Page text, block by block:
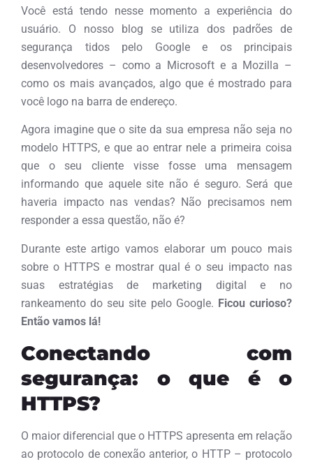
Você está tendo nesse momento a experiência do
usuário. O nosso blog se utiliza dos padrões de
segurança tidos pelo Google e os principais
desenvolvedores – como a Microsoft e a Mozilla –
como os mais avançados, algo que é mostrado para
você logo na barra de endereço.
Agora imagine que o site da sua empresa não seja no
modelo HTTPS, e que ao entrar nele a primeira coisa
que o seu cliente visse fosse uma mensagem
informando que aquele site não é seguro. Será que
haveria impacto nas vendas? Não precisamos nem
responder a essa questão, não é?
Durante este artigo vamos elaborar um pouco mais
sobre o HTTPS e mostrar qual é o seu impacto nas
suas estratégias de marketing digital e no
rankeamento do seu site pelo Google. Ficou curioso?
Então vamos lá!
Conectando com
segurança: o que é o
HTTPS?
O maior diferencial que o HTTPS apresenta em relação
ao protocolo de conexão anterior, o HTTP – protocolo